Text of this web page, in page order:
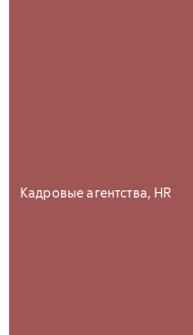
Кадровые агентства, HR